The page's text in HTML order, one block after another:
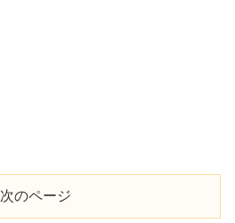
次のページ